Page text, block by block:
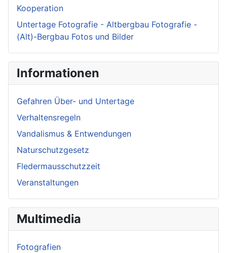
Kooperation
Untertage Fotografie - Altbergbau Fotografie -
(Alt)-Bergbau Fotos und Bilder
Informationen
Gefahren Über- und Untertage
Verhaltensregeln
Vandalismus & Entwendungen
Naturschutzgesetz
Fledermausschutzzeit
Veranstaltungen
Multimedia
Fotografien